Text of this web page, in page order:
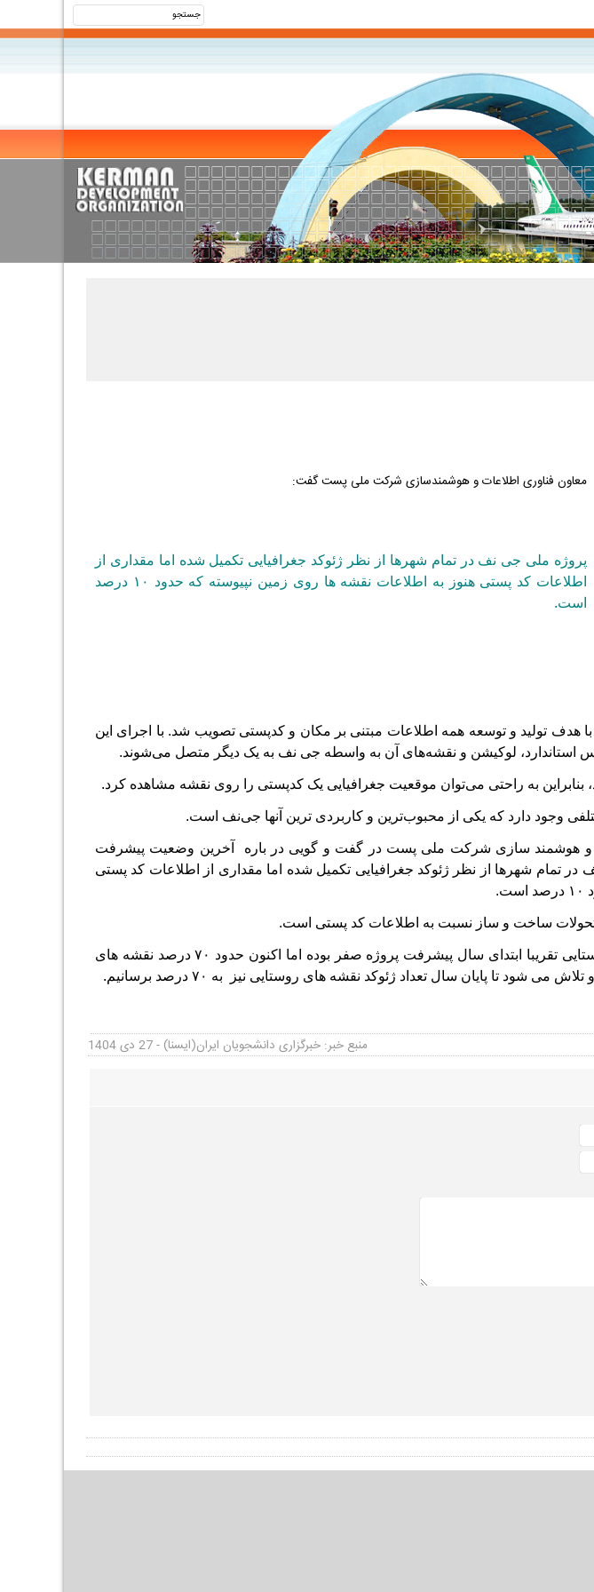
معاون فناوری اطلاعات و هوشمندسازی شرکت ملی پست گفت:
پروژه ملی جی نف در تمام شهرها از نظر ژئوکد جغرافیایی تکمیل شده اما مقداری از
اطلاعات کد پستی هنوز به اطلاعات نقشه ها روی زمین نپیوسته که حدود ۱۰ درصد
است.
۱۳۹۵ در دولت دوازدهم با هدف تولید و توسعه همه اطلاعات مبتنی بر مکان و کدپستی تصویب شد. با اجرای این
استاندارد، لوکیشن و نقشه‌های آن به واسطه جی نف به یک دیگر متصل می‌شوند.
به راحتی می‌توان موقعیت جغرافیایی یک کدپستی را روی نقشه مشاهده کرد.
وجود دارد که یکی از محبوب‌ترین و کاربردی ترین آنها جی‌نف است.
و هوشمند سازی شرکت ملی پست در گفت و گویی در باره آخرین وضعیت پیشرفت
تمام شهرها از نظر ژئوکد جغرافیایی تکمیل شده اما مقداری از اطلاعات کد پستی
تحولات ساخت و ساز نسبت به اطلاعات کد پستی است.
دولتی در ادامه صحبت هایش تاکید کرد: در حوزه روستایی تقریبا ابتدای سال پیشرفت پروژه صفر بوده اما اکنون حدود ۷۰ درصد نقشه های
منبع خبر: خبرگزاری دانشجویان ایران(ایسنا) - 27 دی 1404